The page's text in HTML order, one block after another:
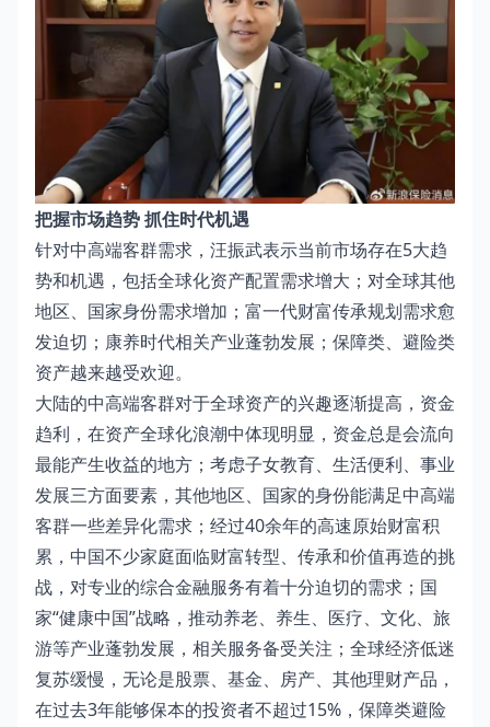
把握市场趋势 抓住时代机遇
针对中高端客群需求，汪振武表示当前市场存在5大趋
势和机遇，包括全球化资产配置需求增大；对全球其他
地区、国家身份需求增加；富一代财富传承规划需求愈
发迫切；康养时代相关产业蓬勃发展；保障类、避险类
资产越来越受欢迎。
大陆的中高端客群对于全球资产的兴趣逐渐提高，资金
趋利，在资产全球化浪潮中体现明显，资金总是会流向
最能产生收益的地方；考虑子女教育、生活便利、事业
发展三方面要素，其他地区、国家的身份能满足中高端
客群一些差异化需求；经过40余年的高速原始财富积
累，中国不少家庭面临财富转型、传承和价值再造的挑
战，对专业的综合金融服务有着十分迫切的需求；国
家“健康中国”战略，推动养老、养生、医疗、文化、旅
游等产业蓬勃发展，相关服务备受关注；全球经济低迷
复苏缓慢，无论是股票、基金、房产、其他理财产品，
在过去3年能够保本的投资者不超过15%，保障类避险